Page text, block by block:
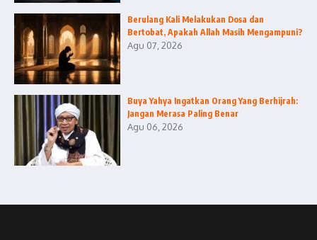
Berulang Kali Melakukan Dosa dan
Bertobat, Apakah Allah Masih Mengampuni?
Agu 07, 2026
Buya Yahya Ingatkan Orang Yang Berhijrah:
Jangan Merasa Paling Benar
Agu 06, 2026